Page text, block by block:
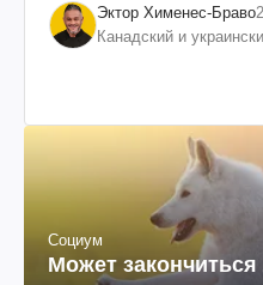
Эктор Хименес-Браво
Канадский и
Социум
Может закончиться